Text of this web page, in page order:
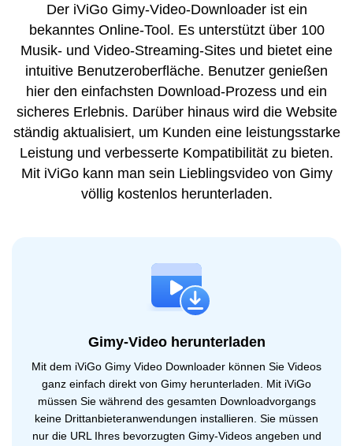
Der iViGo Gimy-Video-Downloader ist ein
bekanntes Online-Tool. Es unterstützt über 100
Musik- und Video-Streaming-Sites und bietet eine
intuitive Benutzeroberfläche. Benutzer genießen
hier den einfachsten Download-Prozess und ein
sicheres Erlebnis. Darüber hinaus wird die Website
ständig aktualisiert, um Kunden eine leistungsstarke
Leistung und verbesserte Kompatibilität zu bieten.
Mit iViGo kann man sein Lieblingsvideo von Gimy
völlig kostenlos herunterladen.
Gimy-Video herunterladen
Mit dem iViGo Gimy Video Downloader können Sie Videos
ganz einfach direkt von Gimy herunterladen. Mit iViGo
müssen Sie während des gesamten Downloadvorgangs
keine Drittanbieteranwendungen installieren. Sie müssen
nur die URL Ihres bevorzugten Gimy-Videos angeben und